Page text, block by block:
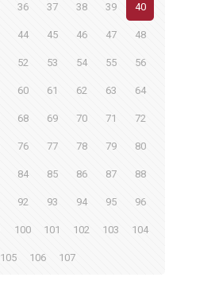
36 37 38 39 40
44 45 46 47 48
52 53 54 55 56
60 61 62 63 64
68 69 70 71 72
76 77 78 79 80
84 85 86 87 88
92 93 94 95 96
100 101 102 103 104
105 106 107